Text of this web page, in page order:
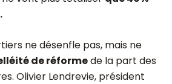
ne désenfle pas, mais ne
de réformede la part des
Olivier Lendrevie, président